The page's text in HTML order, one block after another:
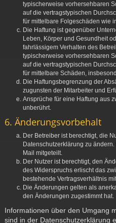
typischerweise vorhersehbaren
auf die vertragstypischen
für mittelbare Folgeschäden wie
Die Haftung ist gegenüber
Leben, Körper und Gesundheit
fahrlässigem Verhalten des
typischerweise vorhersehbaren
auf die vertragstypischen
für mittelbare Schäden,
Die Haftungsbegrenzung der
zugunsten der Mitarbeiter und
Ansprüche für eine Haftung aus
unberührt.
6. Änderungsvorbehalt
Der Betreiber ist berechtigt, die
Datenschutzerklärung zu
Mail mitgeteilt.
Der Nutzer ist berechtigt, den
des Widerspruchs erlischt das
bestehende Vertragsverhältnis
Die Änderungen gelten als
den Änderungen zugestimmt hat.
Informationen über den Umgang
sind in der Datenschutzerklärung